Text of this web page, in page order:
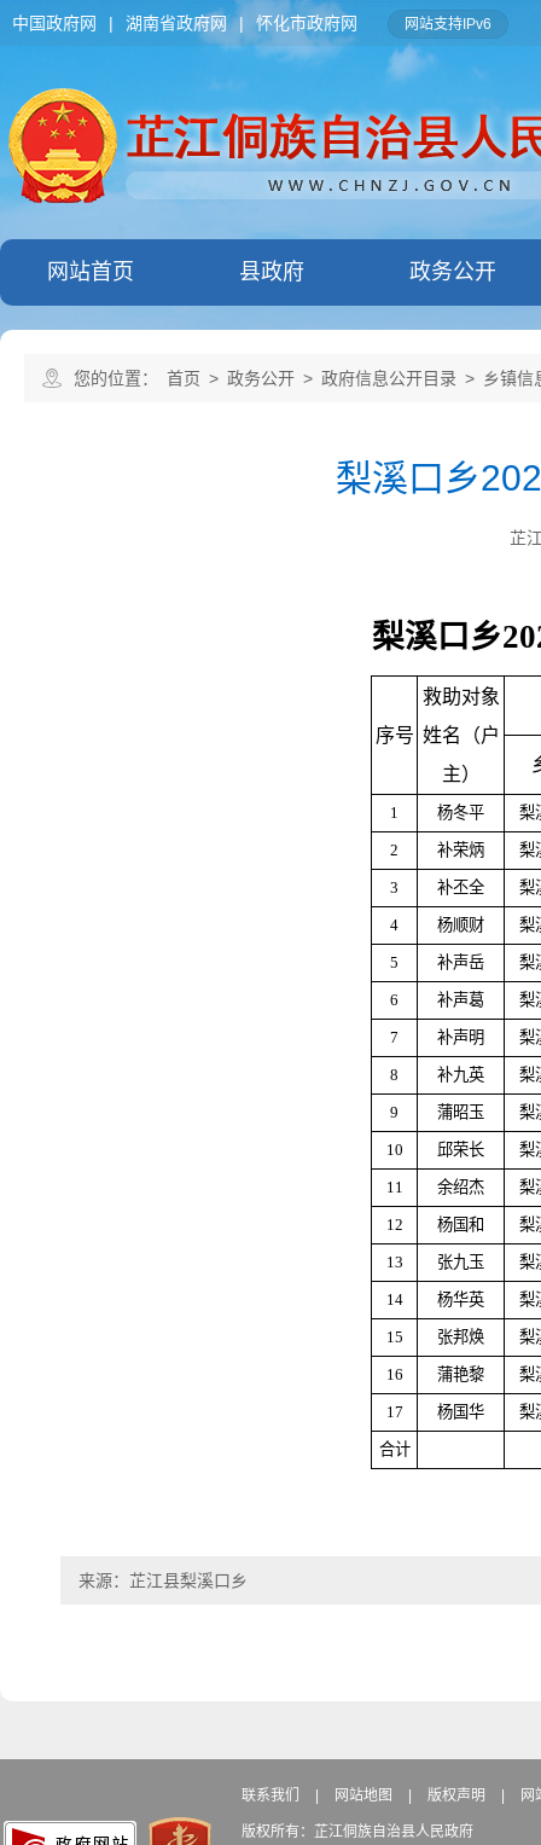
中国政府网 | 湖南省政府网 | 怀化市政府网 网站支持IPv6
网站首页 县政府 政务公开
您的位置： 首页 > 政务公开 > 政府信息公开目录 > 乡镇信
梨溪口乡
芷
梨溪口乡
序号
救助对象
姓名（户
主）
1 杨冬平 梨
2 补荣炳 梨
3 补丕全 梨
4 杨顺财 梨
5 补声岳 梨
6 补声葛 梨
7 补声明 梨
8 补九英 梨
9 蒲昭玉 梨
10 邱荣长 梨
11 余绍杰 梨
12 杨国和 梨
13 张九玉 梨
14 杨华英 梨
15 张邦焕 梨
16 蒲艳黎 梨
17 杨国华 梨
合计
来源：芷江县梨溪口乡
联系我们 网站地图 版权声明 网
版权所有：芷江侗族自治县人民政府